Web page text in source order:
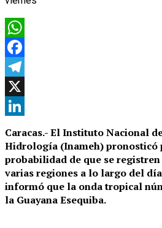
WhatsApp
Facebook
Telegram
X
Caracas.- El Instituto Nacional
Hidrología (Inameh) pronosticó
probabilidad de que se
varias regiones a lo largo del
informó que la onda tropical
la Guayana Esequiba.